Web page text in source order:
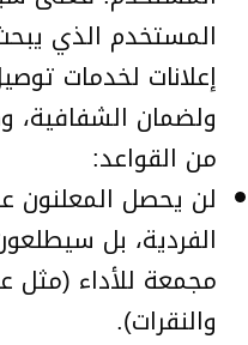
المستخدم الذي
إعلانات لخدمات
ولضمان
من القواعد:
لن يحصل المعلنون
الفردية، بل
مجمعة للأداء (مثل
والنقرات).